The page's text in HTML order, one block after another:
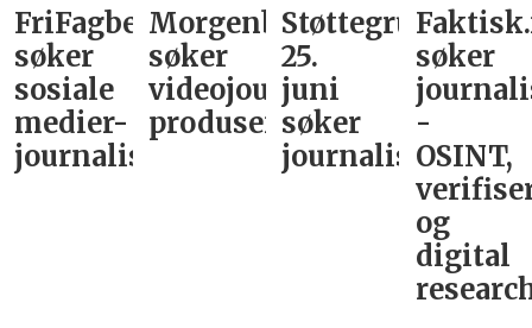
FriFagbevegelse
søker
sosiale
medier-
journalist
Morgenbladet
søker
videojournalist/podkast-
produsent
Støttegruppa
25.
juni
søker
journalist
søker
-
OSINT,
og
digital